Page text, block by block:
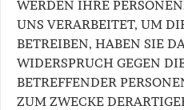
WERDEN IHRE
UNS VERARBEITET, UM
BETREIBEN, HABEN SIE
WIDERSPRUCH GEGEN
BETREFFENDER
ZUM ZWECKE